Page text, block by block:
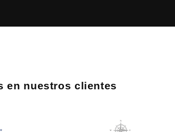
en nuestros clientes